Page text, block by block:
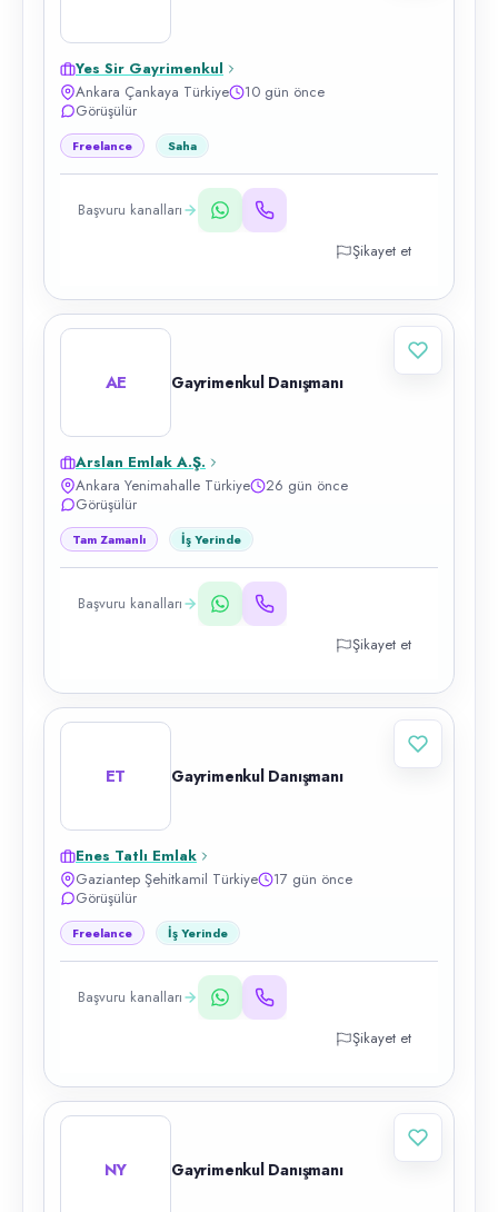
Yes Sir Gayrimenkul
Ankara Çankaya Türkiye
10 gün önce
Görüşülür
Freelance Saha
Başvuru kanalları
Şikayet et
AE Gayrimenkul Danışmanı
Arslan Emlak A.Ş.
Ankara Yenimahalle Türkiye
26 gün önce
Görüşülür
Tam Zamanlı İş Yerinde
Başvuru kanalları
Şikayet et
ET Gayrimenkul Danışmanı
Enes Tatlı Emlak
Gaziantep Şehitkamil Türkiye
17 gün önce
Görüşülür
Freelance İş Yerinde
Başvuru kanalları
Şikayet et
NY Gayrimenkul Danışmanı